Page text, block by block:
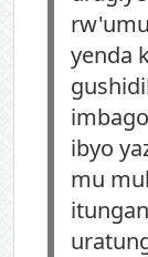
yenda
ibyo
mu